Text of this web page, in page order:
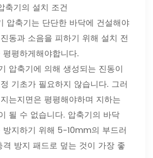
축기의 설치 조건
압축기는 단단한 바닥에 건설해야
동과 소음을 피하기 위해 설치 전
평하게해야합니다.
압축기에 의해 생성되는 진동이
기초가 필요하지 않습니다. 그러
는지면은 평평해야하며 지하는
될 수 없습니다. 압축기의 바닥
방지하기 위해 5-10mm의 부드러
방지 패드로 덮는 것이 가장 좋